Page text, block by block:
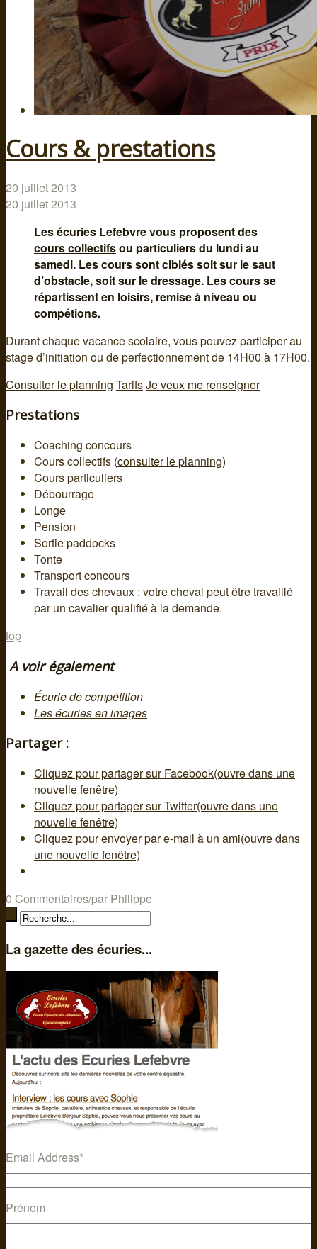
Cours & prestations
20 juillet 2013
20 juillet 2013
Les écuries Lefebvre vous proposent des
cours collectifsou particuliers du lundi au
samedi. Les cours sont ciblés soit sur le saut
d’obstacle, soit sur le dressage. Les cours se
répartissent en loisirs, remise à niveau ou
compétions.
Durant chaque vacance scolaire, vous pouvez participer au
stage d’initiation ou de perfectionnement de 14H00 à 17H00.
Consulter le planning TarifsJe veux me renseigner
Prestations
Coaching concours
Cours collectifs (consulter le planning)
Cours particuliers
Débourrage
Longe
Pension
Sortie paddocks
Tonte
Transport concours
Travail des chevaux : votre cheval peut être travaillé
par un cavalier qualifié à la demande.
top
A voir également
Écurie de compétition
Les écuries en images
Partager :
Cliquez pour partager sur Facebook(ouvre dans une
nouvelle fenêtre)
Cliquez pour partager sur Twitter(ouvre dans une
nouvelle fenêtre)
Cliquez pour envoyer par e-mail à un ami(ouvre dans
une nouvelle fenêtre)
0 Commentaires/par Philippe
La gazette des écuries...
Email Address*
Prénom